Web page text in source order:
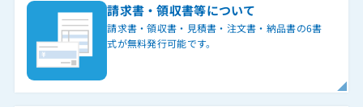
請求書・領収書等について
請求書・領収書・見積書・注文書・納品書の6書
式が無料発行可能です。